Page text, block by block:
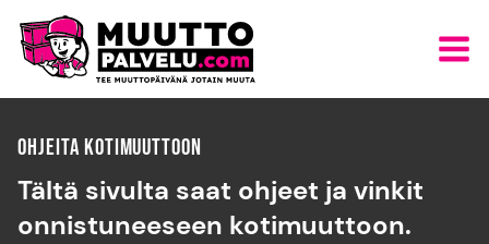
sisältöön
OHJEITA KOTIMUUTTOON
Tältä sivulta saat ohjeet ja vinkit
onnistuneeseen kotimuuttoon.